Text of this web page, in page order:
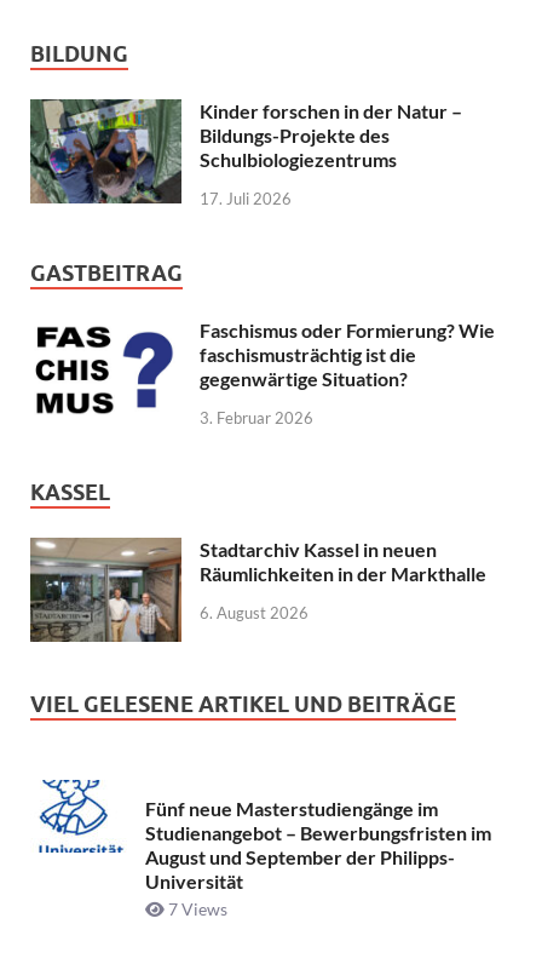
BILDUNG
Kinder forschen in der Natur –
Bildungs-Projekte des
Schulbiologiezentrums
17. Juli 2026
GASTBEITRAG
Faschismus oder Formierung? Wie
faschismusträchtig ist die
gegenwärtige Situation?
3. Februar 2026
KASSEL
Stadtarchiv Kassel in neuen
Räumlichkeiten in der Markthalle
6. August 2026
VIEL GELESENE ARTIKEL UND BEITRÄGE
Fünf neue Masterstudiengänge im
Studienangebot – Bewerbungsfristen im
August und September der Philipps-
Universität
7 Views